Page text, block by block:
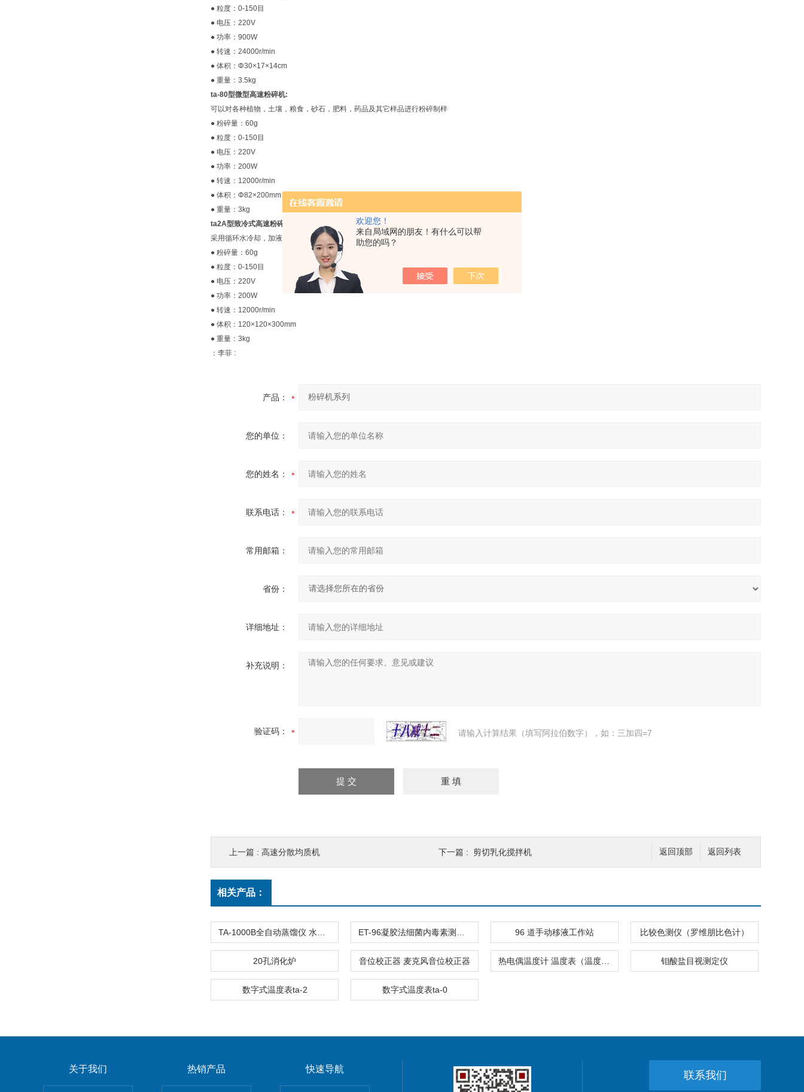
欢迎您！
来自局域网的朋友！有什么可以帮
助您的吗？
● 粒度：0-150目
● 电压：220V
● 功率：900W
● 转速：24000r/min
● 体积：Φ30×17×14cm
● 重量：3.5kg
ta-80型微型高速粉碎机:
可以对各种植物，土壤，粮食，砂石，肥料，药品及其它样品进行粉碎制样
● 粉碎量：60g
● 粒度：0-150目
● 电压：220V
● 功率：200W
● 转速：12000r/min
● 体积：Φ82×200mm
● 重量：3kg
ta2A型致冷式高速粉碎机
采用循环水冷却，加液态氮可粉碎软性和弹性及各种特殊样品，密封可靠，具有双保险装置
● 粉碎量：60g
● 粒度：0-150目
● 电压：220V
● 功率：200W
● 转速：12000r/min
● 体积：120×120×300mm
● 重量：3kg
：李菲 :
产品：
您的单位：
您的姓名：
联系电话：
常用邮箱：
省份：
详细地址：
补充说明：
验证码： 请输入计算结果（填写阿拉伯数字），如：三加四=7
返回列表
返回顶部
上一篇 : 高速分散均质机 下一篇 : 剪切乳化搅拌机
相关产品：
96 道手动移液工作站 比较色测仪（罗维朋比色计）
20孔消化炉 音位校正器 麦克风音位校正器 钼酸盐目视测定仪
数字式温度表ta-2 数字式温度表ta-0
关于我们 热销产品 快速导航
联系我们